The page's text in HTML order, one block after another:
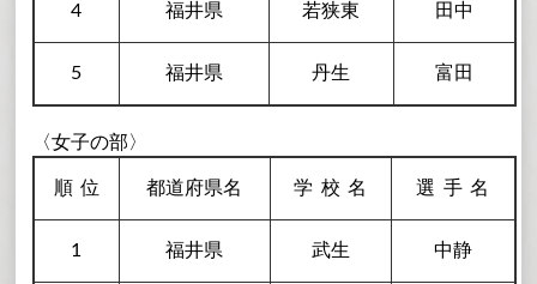
4 福井県 若狭東 田中
5 福井県 丹生 富田
〈女子の部〉
順位 都道府県名 学校名 選手名
1 福井県 武生 中静